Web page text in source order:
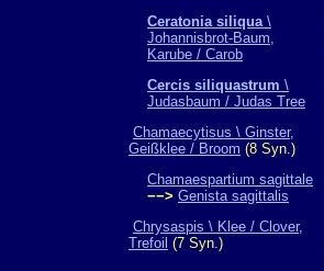
Ceratonia siliqua\
Johannisbrot-Baum,
Karube / Carob
Cercis siliquastrum \
Judasbaum / Judas Tree
Chamaecytisus \ Ginster,
Geißklee / Broom (8 Syn.)
Chamaespartium sagittale
−−> Genista sagittalis
Chrysaspis \ Klee / Clover,
Trefoil (7 Syn.)